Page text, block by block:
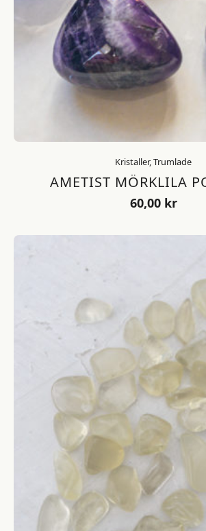
Kristaller, Trumlade
AMETIST MÖRKLILA
60,00 kr